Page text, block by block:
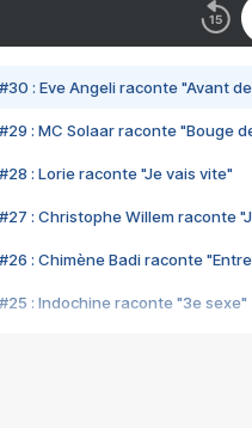
#30 : Eve Angeli raconte "Avant
#29 : MC Solaar raconte "Bouge
#28 : Lorie raconte "Je vais vite"
#27 : Christophe Willem raconte
#26 : Chimène Badi raconte
#25 : Indochine raconte "3e sexe"